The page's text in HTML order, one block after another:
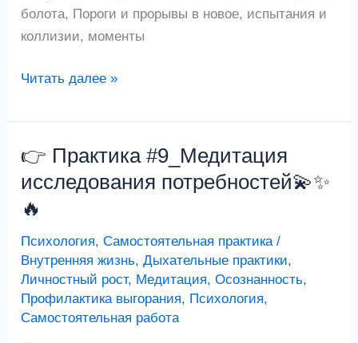
болота, Пороги и прорывы в новое, испытания и
коллизии, моменты
Читать далее »
👉 Практика #9_Медитация
исследования потребностей💫✨
🔥
Психология,Самостоятельная практика/
Внутренняя жизнь,Дыхательные практики,
Личностный рост, Медитация,Осознанность,
Профилактика выгорания, Психология,
Самостоятельная работа
👉
Практика
#9_Медитация
исследования
потребностей
💫
✨
🔥